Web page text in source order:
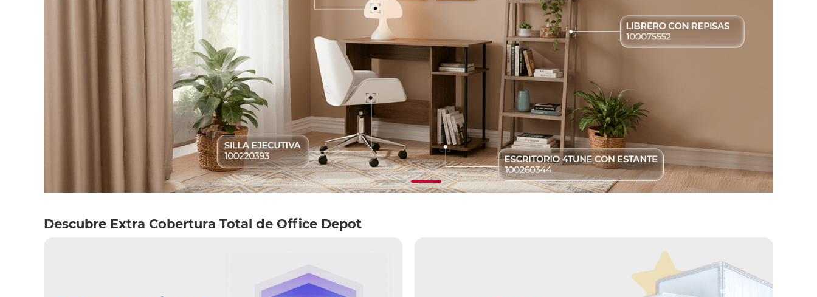
Descubre Extra Cobertura Total de Office Depot